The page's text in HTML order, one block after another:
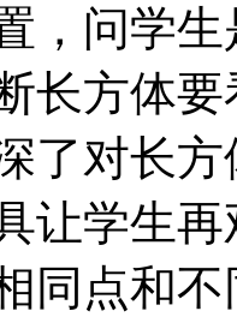
，问学
长方体
了对长
让学生
同点和